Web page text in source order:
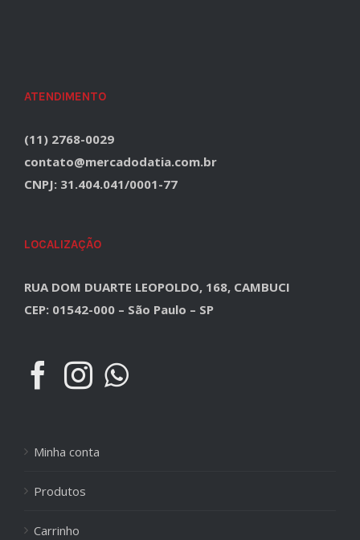
ATENDIMENTO
(11) 2768-0029
contato@mercadodatia.com.br
CNPJ: 31.404.041/0001-77
LOCALIZAÇÃO
RUA DOM DUARTE LEOPOLDO, 168, CAMBUCI
CEP: 01542-000 – São Paulo – SP
Minha conta
Produtos
Carrinho